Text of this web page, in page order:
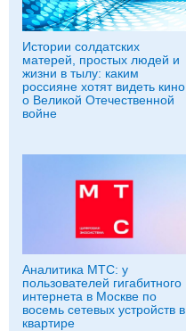
Истории солдатских
матерей, простых людей и
жизни в тылу: каким
россияне хотят видеть кино
о Великой Отечественной
войне
Аналитика МТС: у
пользователей гигабитного
интернета в Москве по
восемь сетевых устройств в
квартире